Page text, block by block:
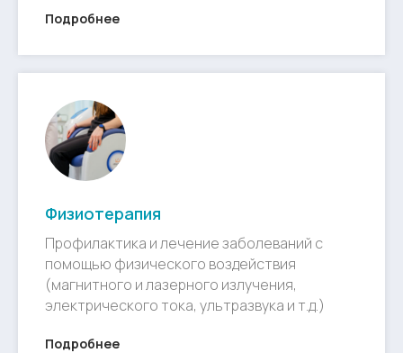
Подробнее
Физиотерапия
Профилактика и лечение заболеваний с
помощью физического воздействия
(магнитного и лазерного излучения,
электрического тока, ультразвука и т.д.)
Подробнее